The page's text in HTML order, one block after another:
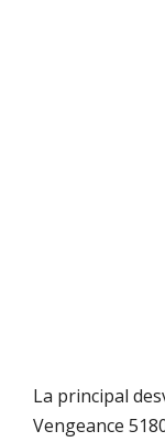
La principal
Vengeance